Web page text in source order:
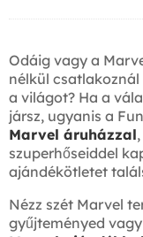
Odáig vagy a
nélkül
a világot? Ha a
jársz, ugyanis a
Marvel áruházzal
szuperhőseiddel
ajándékötletet
Nézz szét Marvel
gyűjteményed